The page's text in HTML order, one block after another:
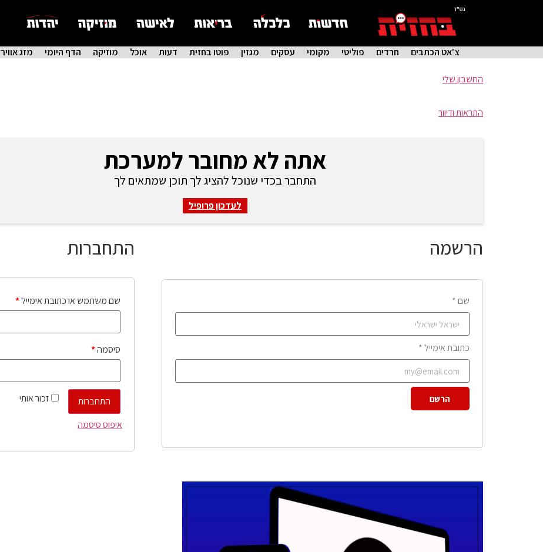
בס"ד
צ'אט הכתבים חרדים פוליטי מקומי עסקים מגזין פוטו בחזית דעות אוכל מוזיקה הדף היומי מזג אוויר
החשבון שלי
התראות ודיוור
אתה לא מחובר למערכת
התחבר בכדי שנוכל להציג לך תוכן שמתאים לך
לעדכון פרופיל
התחברות
שם משתמש או כתובת אימייל*
סיסמה*
זכור אותי
התחברות
איפוס סיסמה
הרשמה
שם *
כתובת אימייל *
הרשם